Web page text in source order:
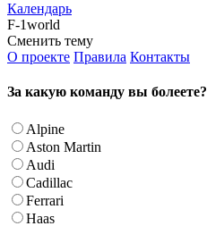
Календарь
F-1world
Сменить тему
О проекте Правила Контакты
За какую команду вы болеете?
Alpine
Aston Martin
Audi
Cadillac
Ferrari
Haas